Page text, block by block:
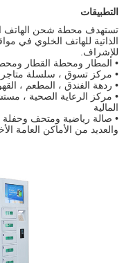
التطبيقات
تستهدف محطة شحن الهاتف
الذاتية للهاتف الخلوي في
للإشراف.
• المطار ومحطة القطار
• مركز تسوق ، سلسلة متاجر
• ردهة الفندق ، المطعم ،
• مركز الرعاية الصحية ،
المالية
• صالة رياضية ومتحف
والعديد من الأماكن العامة